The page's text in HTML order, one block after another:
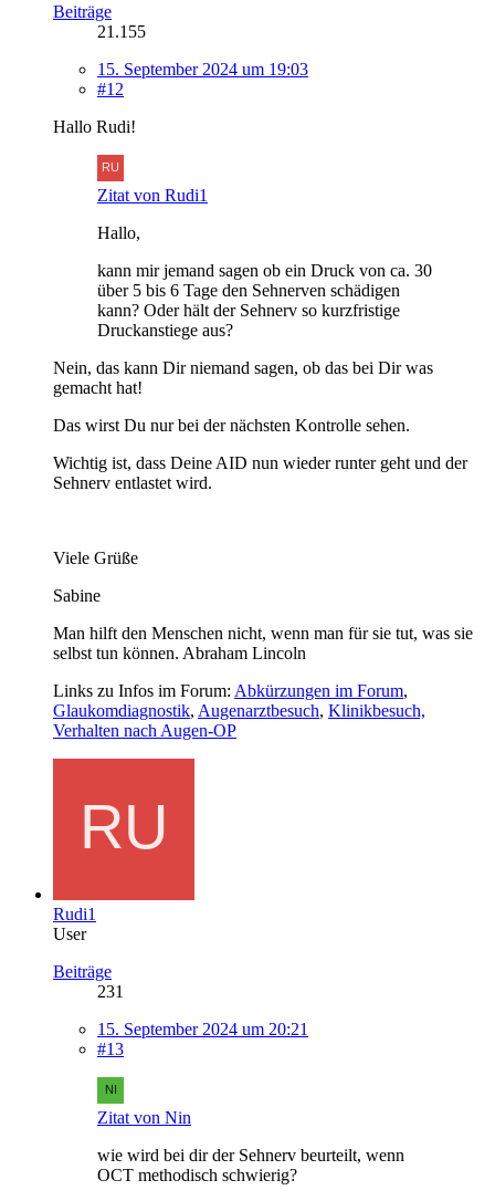
Beiträge
21.155
15. September 2024 um 19:03
#12
Hallo Rudi!
Zitat von Rudi1
Hallo,
kann mir jemand sagen ob ein Druck von ca. 30
über 5 bis 6 Tage den Sehnerven schädigen
kann? Oder hält der Sehnerv so kurzfristige
Druckanstiege aus?
Nein, das kann Dir niemand sagen, ob das bei Dir was
gemacht hat!
Das wirst Du nur bei der nächsten Kontrolle sehen.
Wichtig ist, dass Deine AID nun wieder runter geht und der
Sehnerv entlastet wird.
Viele Grüße
Sabine
Man hilft den Menschen nicht, wenn man für sie tut, was sie
selbst tun können. Abraham Lincoln
Links zu Infos im Forum: Abkürzungen im Forum,
Glaukomdiagnostik, Augenarztbesuch, Klinikbesuch,
Verhalten nach Augen-OP
Rudi1
User
Beiträge
231
15. September 2024 um 20:21
#13
Zitat von Nin
wie wird bei dir der Sehnerv beurteilt, wenn
OCT methodisch schwierig?